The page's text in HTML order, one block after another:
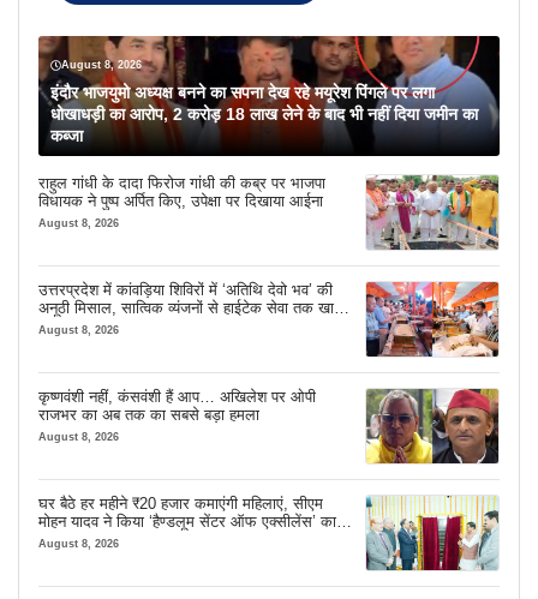
August 8, 2026
इंदौर भाजयुमो अध्यक्ष बनने का सपना देख रहे मयूरेश पिंगले पर लगा
धोखाधड़ी का आरोप, 2 करोड़ 18 लाख लेने के बाद भी नहीं दिया जमीन का
कब्जा
राहुल गांधी के दादा फिरोज गांधी की कब्र पर भाजपा
विधायक ने पुष्प अर्पित किए, उपेक्षा पर दिखाया आईना
August 8, 2026
उत्तरप्रदेश में कांवड़िया शिविरों में ‘अतिथि देवो भव’ की
अनूठी मिसाल, सात्विक व्यंजनों से हाईटेक सेवा तक खास
इंतजाम
August 8, 2026
कृष्णवंशी नहीं, कंसवंशी हैं आप… अखिलेश पर ओपी
राजभर का अब तक का सबसे बड़ा हमला
August 8, 2026
घर बैठे हर महीने ₹20 हजार कमाएंगी महिलाएं, सीएम
मोहन यादव ने किया ‘हैण्डलूम सेंटर ऑफ एक्सीलेंस’ का
शुभारंभ
August 8, 2026